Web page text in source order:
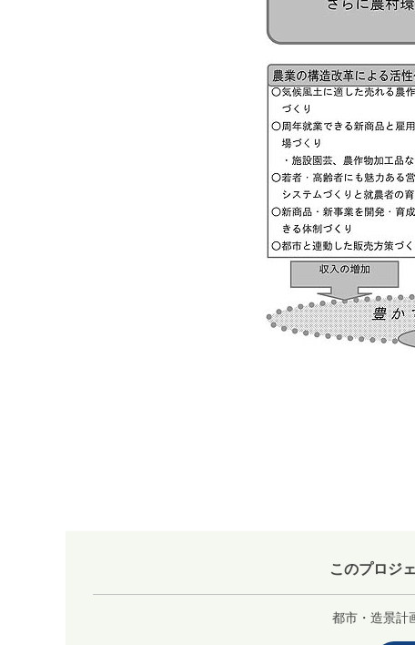
このプロジ
都市・造景計